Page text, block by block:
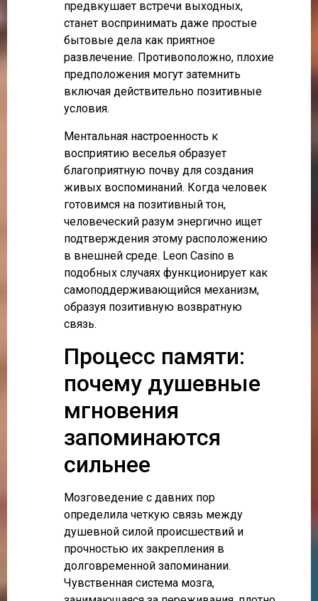
предвкушает встречи выходных,
станет воспринимать даже простые
бытовые дела как приятное
развлечение. Противоположно, плохие
предположения могут затемнить
включая действительно позитивные
условия.
Ментальная настроенность к
восприятию веселья образует
благоприятную почву для создания
живых воспоминаний. Когда человек
готовимся на позитивный тон,
человеческий разум энергично ищет
подтверждения этому расположению
в внешней среде. Leon Casino в
подобных случаях функционирует как
самоподдерживающийся механизм,
образуя позитивную возвратную
связь.
Процесс памяти:
почему душевные
мгновения
запоминаются
сильнее
Мозговедение с давних пор
определила четкую связь между
душевной силой происшествий и
прочностью их закрепления в
долговременной запоминании.
Чувственная система мозга,